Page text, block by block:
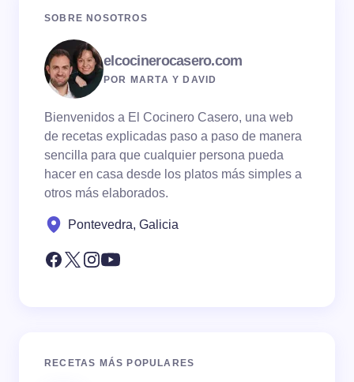
SOBRE NOSOTROS
elcocinerocasero.com
POR MARTA Y DAVID
Bienvenidos a El Cocinero Casero, una web
de recetas explicadas paso a paso de manera
sencilla para que cualquier persona pueda
hacer en casa desde los platos más simples a
otros más elaborados.
Pontevedra, Galicia
RECETAS MÁS POPULARES